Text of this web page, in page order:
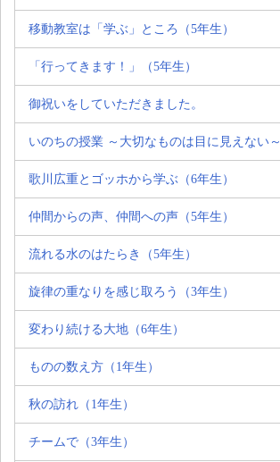
移動教室は「学ぶ」ところ（5年生）
「行ってきます！」（5年生）
御祝いをしていただきました。
いのちの授業 ～大切なものは目に見えない～
歌川広重とゴッホから学ぶ（6年生）
仲間からの声、仲間への声（5年生）
流れる水のはたらき（5年生）
旋律の重なりを感じ取ろう（3年生）
変わり続ける大地（6年生）
ものの数え方（1年生）
秋の訪れ（1年生）
チームで（3年生）